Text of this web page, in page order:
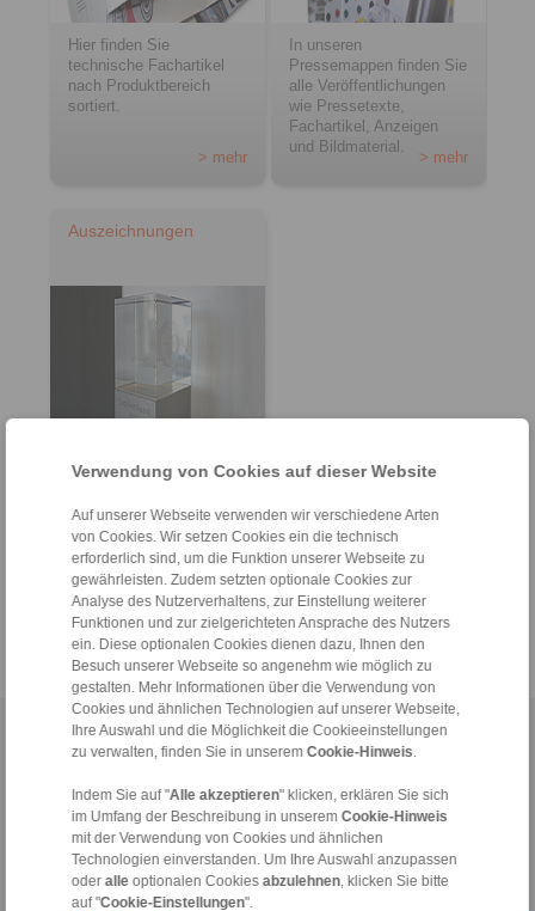
Verwendung von Cookies auf dieser Website
Auf unserer Webseite verwenden wir verschiedene Arten
von Cookies. Wir setzen Cookies ein die technisch
erforderlich sind, um die Funktion unserer Webseite zu
gewährleisten. Zudem setzten optionale Cookies zur
Analyse des Nutzerverhaltens, zur Einstellung weiterer
Funktionen und zur zielgerichteten Ansprache des Nutzers
ein. Diese optionalen Cookies dienen dazu, Ihnen den
Besuch unserer Webseite so angenehm wie möglich zu
gestalten. Mehr Informationen über die Verwendung von
Cookies und ähnlichen Technologien auf unserer Webseite,
Ihre Auswahl und die Möglichkeit die Cookieeinstellungen
zu verwalten, finden Sie in unserem Cookie-Hinweis
Indem Sie auf "Alle akzeptieren" klicken, erklären Sie sich
im Umfang der Beschreibung in unserem Cookie-Hinweis
mit der Verwendung von Cookies und ähnlichen
Technologien einverstanden. Um Ihre Auswahl anzupassen
oder alleoptionalen Cookies abzulehnen, klicken Sie bitte
auf "Cookie-Einstellungen".
Hier finden Sie
technische Fachartikel
nach Produktbereich
sortiert.
> mehr
In unseren
Pressemappen finden Sie
alle Veröffentlichungen
wie Pressetexte,
Fachartikel, Anzeigen
und Bildmaterial.
> mehr
Auszeichnungen
> mehr
Home|Kontaktformular| Impressum|Datenschutzerklärung
Produkte